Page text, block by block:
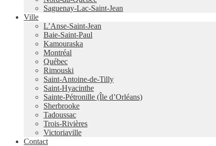
Saguenay-Lac-Saint-Jean
Ville
L’Anse-Saint-Jean
Baie-Saint-Paul
Kamouraska
Montréal
Québec
Rimouski
Saint-Antoine-de-Tilly
Saint-Hyacinthe
Sainte-Pétronille (Île d’Orléans)
Sherbrooke
Tadoussac
Trois-Rivières
Victoriaville
Contact